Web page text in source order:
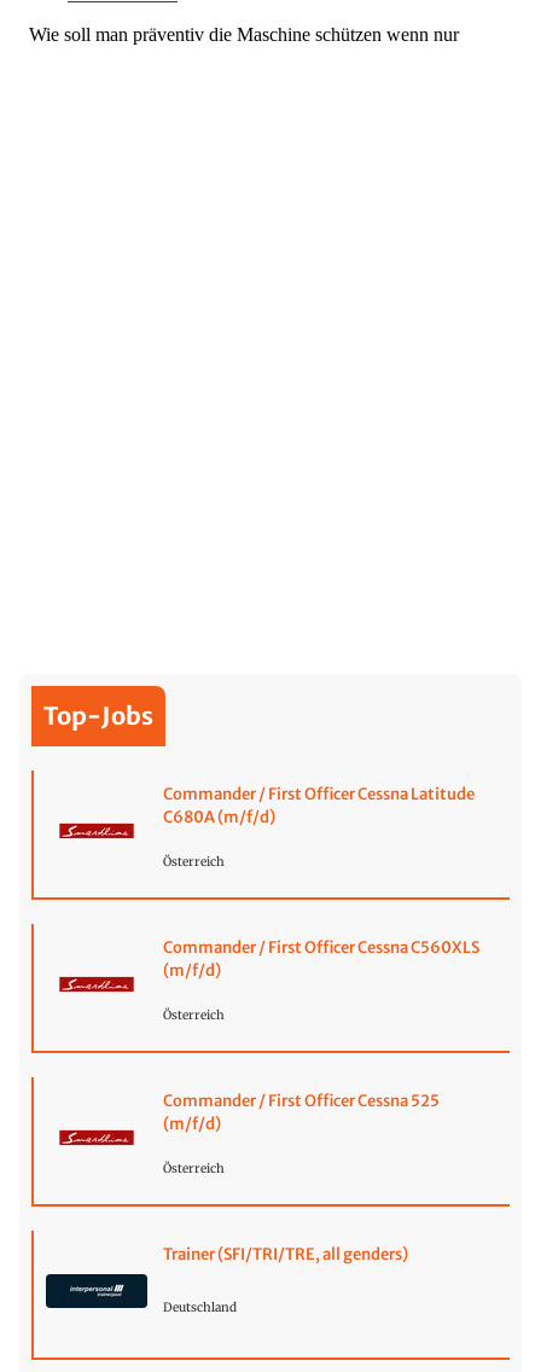
Top-Jobs
Commander / First Officer Cessna Latitude
C680A (m/f/d)
Österreich
Commander / First Officer Cessna C560XLS
(m/f/d)
Österreich
Commander / First Officer Cessna 525
(m/f/d)
Österreich
Trainer (SFI/TRI/TRE, all genders)
Deutschland